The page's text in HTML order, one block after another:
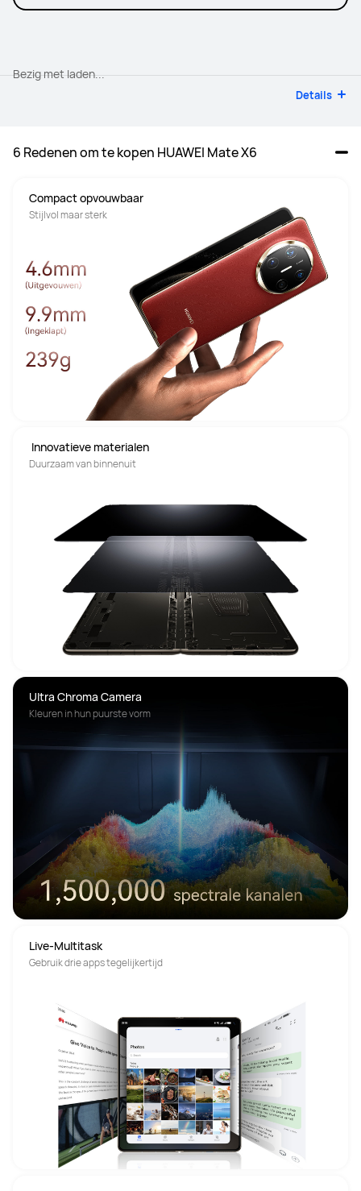
Bezig met laden...
Details
6 Redenen om te kopen HUAWEI Mate X6
Stijlvol maar sterk
Innovatieve materialen
Duurzaam van binnenuit
Ultra Chroma Camera
Kleuren in hun puurste vorm
Live-Multitask
Gebruik drie apps tegelijkertijd